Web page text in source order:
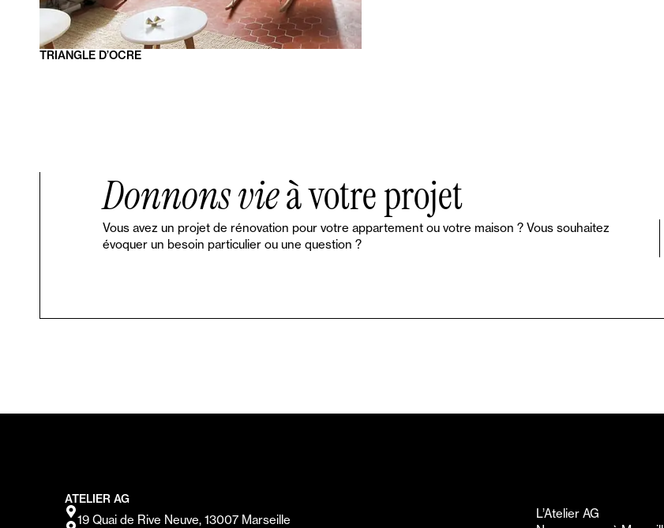
TRIANGLE D’OCRE
Donnons vieà votre projet
Vous avez un projet de rénovation pour votre appartement ou votre maison ? Vous souhaitez
évoquer un besoin particulier ou une question ?
ATELIER AG
19 Quai de Rive Neuve, 13007 Marseille
L’Atelier AG